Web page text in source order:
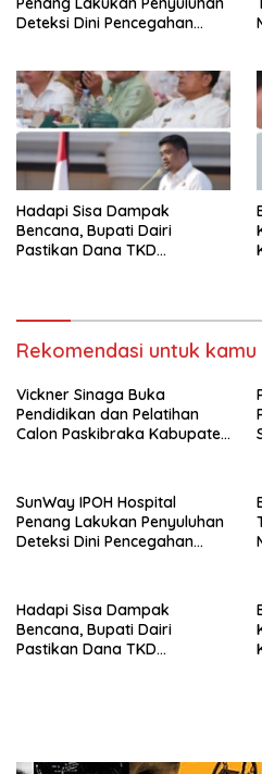
Deteksi Dini Pencegahan
Hadapi Sisa Dampak
Bencana, Bupati Dairi
Pastikan Dana TKD
Rekomendasi untuk kamu
Vickner Sinaga Buka
Pendidikan dan Pelatihan
Calon Paskibraka Kabupaten
SunWay IPOH Hospital
Penang Lakukan Penyuluhan
Deteksi Dini Pencegahan
Hadapi Sisa Dampak
Bencana, Bupati Dairi
Pastikan Dana TKD